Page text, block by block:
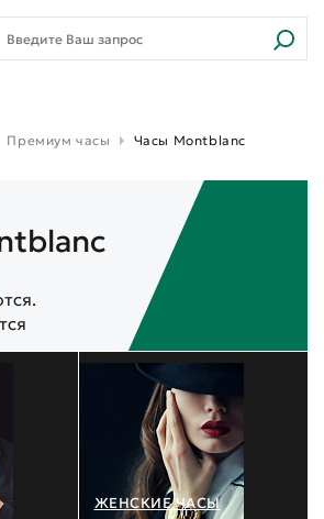
Премиум часы Часы Montblanc
ЖЕНСКИЕ ЧАСЫ